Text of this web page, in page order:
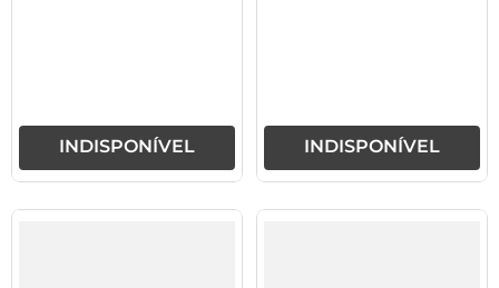
INDISPONÍVEL INDISPONÍVEL